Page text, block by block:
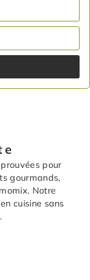
pour
gourmands,
Notre
cuisine sans